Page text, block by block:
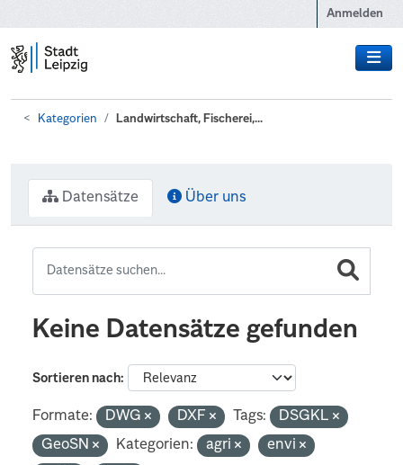
Anmelden
Kategorien Landwirtschaft, Fischerei,...
Datensätze Über uns
Keine Datensätze gefunden
Sortieren nach
Formate: DWG DXF Tags:
DSGKL
GeoSN
Kategorien: agri
envi